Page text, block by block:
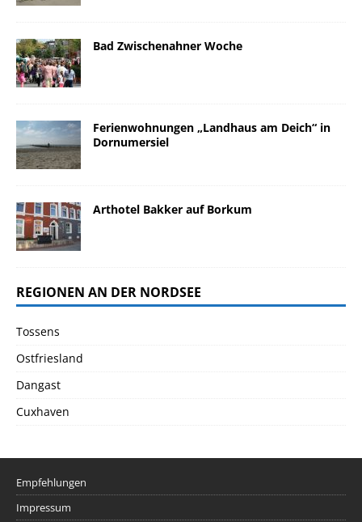
Bad Zwischenahner Woche
Ferienwohnungen „Landhaus am Deich“ in
Dornumersiel
Arthotel Bakker auf Borkum
REGIONEN AN DER NORDSEE
Tossens
Ostfriesland
Dangast
Cuxhaven
Empfehlungen
Impressum